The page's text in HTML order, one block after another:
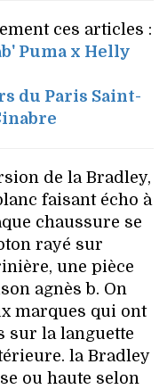
ces articles :
Puma x Helly
du Paris Saint-
de la Bradley,
faisant écho à
chaussure se
rayé sur
une pièce
agnès b. On
marques qui ont
sur la languette
la Bradley
ou haute selon